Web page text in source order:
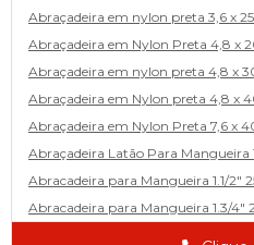
Abraçadeira em nylon preta 3,6 x
Abraçadeira em Nylon Preta 4,8 x
Abraçadeira em nylon preta 4,8 x
Abraçadeira em Nylon preta 4,8 x
Abraçadeira em Nylon Preta 7,6 x
Abraçadeira Latão Para Mangueira
Abracadeira para Mangueira 1.1/2"
Abracadeira para Mangueira 1.3/4"
Abracadeira para Mangueira 1/2' 14